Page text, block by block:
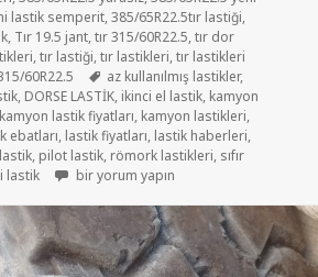
lastik semperit,385/65R22.5tır lastiği,
, Tır 19.5 jant,tır 315/60R22.5,tır dor
,tır lastiği,tır lastikleri,tır lastikleri
60R22.5 Etiketler
az kullanılmış lastikler,
, DORSE LASTİK, ikinci el lastik, kamyon
kamyon lastik fiyatları, kamyon lastikleri,
ebatları, lastik fiyatları, lastik haberleri,
, pilot lastik, römork lastikleri, sıfır
lastik TIR LASTİKLERİ İKİNCİ EL ÇIKMA
bir yorum yapın